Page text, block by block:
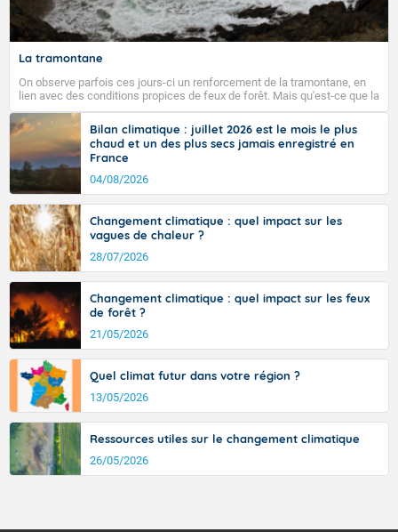
La tramontane
On observe parfois ces jours-ci un renforcement de la tramontane, en
lien avec des conditions propices de feux de forêt. Mais qu'est-ce que la
tramontane ? Quelles sont ses caractéristiques ? La tramontane est un
vent turbulent soufflant de secteur nord-ouest à nord, ou ouest à nord-
ouest, dans un secteur qui part du Roussillon à la vallée de l’Aude et à
l’ouest de l’Hérault. L’étymologie de ce vent vient du latin trasmontanus,
signifiant au-delà des monts, en allusion aux régions montagneuses
d’où provient ce vent.
Bilan climatique : juillet 2026 est le mois le plus
chaud et un des plus secs jamais enregistré en
France
04/08/2026
Changement climatique : quel impact sur les
vagues de chaleur ?
28/07/2026
Changement climatique : quel impact sur les feux
de forêt ?
21/05/2026
Quel climat futur dans votre région ?
13/05/2026
Ressources utiles sur le changement climatique
26/05/2026